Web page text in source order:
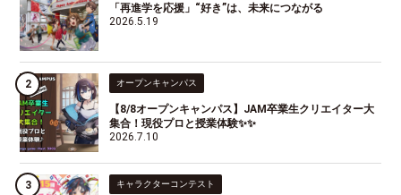
「再進学を応援」“好き”は、未来につながる
2026.5.19
オープンキャンパス
【8/8オープンキャンパス】JAM卒業生クリエイター大
集合！現役プロと授業体験✨✨
2026.7.10
キャラクターコンテスト